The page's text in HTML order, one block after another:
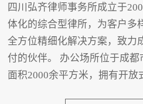
四川弘齐律师事务所成立于
体化的综合型律所，为客户多
全方位精细化解决方案，致力
付的伙伴。 办公场所位于成都
面积2000余平方米，拥有开放